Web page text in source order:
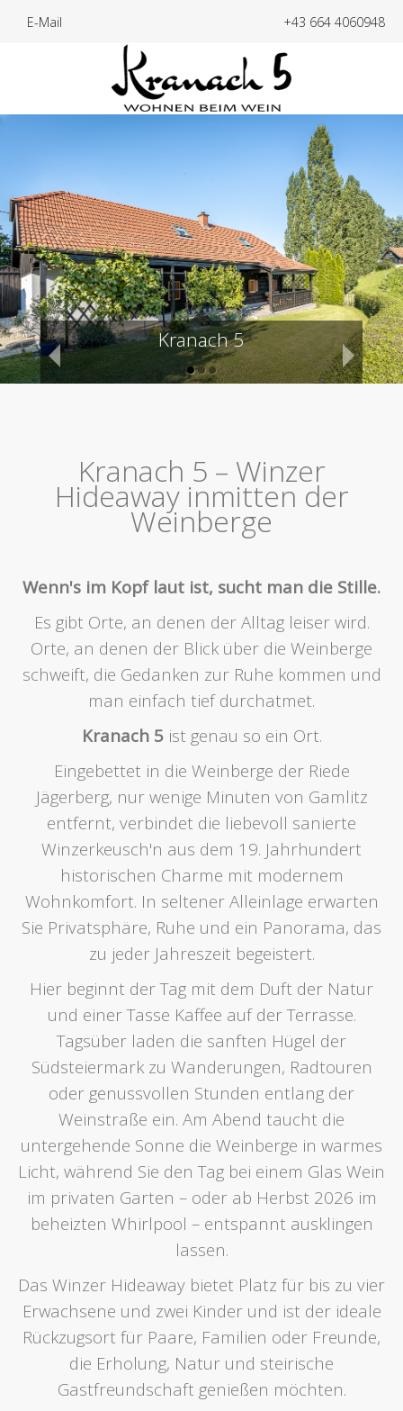
E-Mail +43 664 4060948
Kranach 5
Gemütlichkeit
Pure Entspannung
Kranach 5 – Winzer
Hideaway inmitten der
Weinberge
Wenn's im Kopf laut ist, sucht man die Stille.
Es gibt Orte, an denen der Alltag leiser wird.
Orte, an denen der Blick über die Weinberge
schweift, die Gedanken zur Ruhe kommen und
man einfach tief durchatmet.
Kranach 5ist genau so ein Ort.
Eingebettet in die Weinberge der Riede
Jägerberg, nur wenige Minuten von Gamlitz
entfernt, verbindet die liebevoll sanierte
Winzerkeusch'n aus dem 19. Jahrhundert
historischen Charme mit modernem
Wohnkomfort. In seltener Alleinlage erwarten
Sie Privatsphäre, Ruhe und ein Panorama, das
zu jeder Jahreszeit begeistert.
Hier beginnt der Tag mit dem Duft der Natur
und einer Tasse Kaffee auf der Terrasse.
Tagsüber laden die sanften Hügel der
Südsteiermark zu Wanderungen, Radtouren
oder genussvollen Stunden entlang der
Weinstraße ein. Am Abend taucht die
untergehende Sonne die Weinberge in warmes
Licht, während Sie den Tag bei einem Glas Wein
im privaten Garten – oder ab Herbst 2026 im
beheizten Whirlpool – entspannt ausklingen
lassen.
Das Winzer Hideaway bietet Platz für bis zu vier
Erwachsene und zwei Kinder und ist der ideale
Rückzugsort für Paare, Familien oder Freunde,
die Erholung, Natur und steirische
Gastfreundschaft genießen möchten.